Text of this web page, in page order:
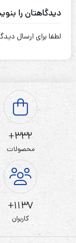
دیدگاهتان را
لطفا برای ارسال
332+
محصولات
1137+
کاربران